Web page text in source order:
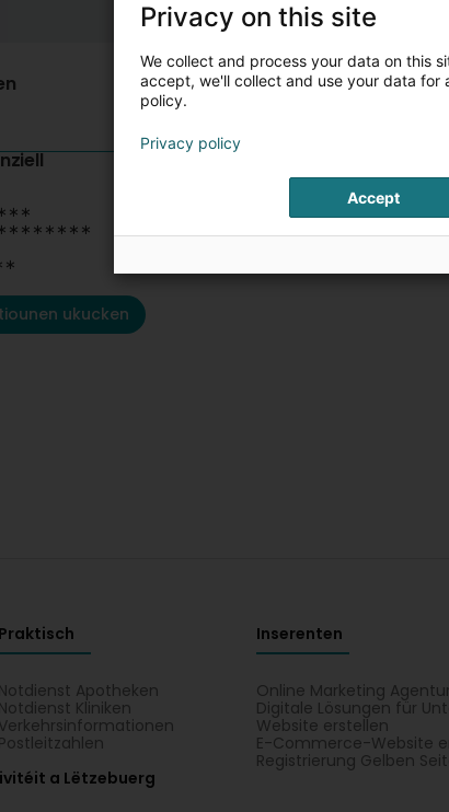
ukucken
Praktisch
Notdienst Apotheken
Notdienst Kliniken
Verkehrsinformationen
Postleitzahlen
Inserenten
Online Marketing Agentur
Digitale Lösungen für
Website erstellen
E-Commerce-Website
Registrierung Gelben
a Lëtzebuerg
Privacy on this site
We collect and process your data on this
accept, we'll collect and use your data for
policy.
Privacy policy
Accept